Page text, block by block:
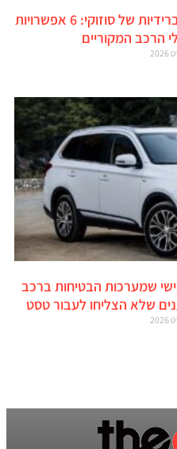
הוצג הסדר פשרה בפרשת ההיברידיות של סוזוקי: 6 אפשרויות
הרכב המקוריים
שמערכות הבטיחות ברכב
שלא הצליחו לעבור טסט